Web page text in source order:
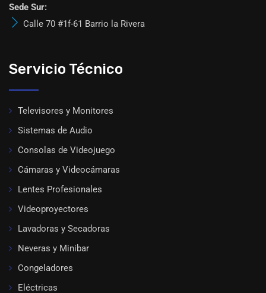
Sede Sur:
Calle 70 #1f-61 Barrio la Rivera
Servicio Técnico
Televisores y Monitores
Sistemas de Audio
Consolas de Videojuego
Cámaras y Videocámaras
Lentes Profesionales
Videoproyectores
Lavadoras y Secadoras
Neveras y Minibar
Congeladores
Eléctricas